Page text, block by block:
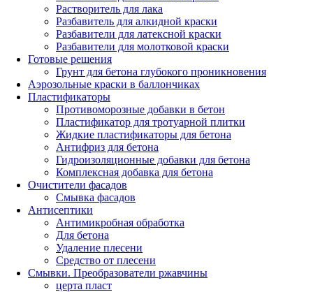
Растворитель для лака
Разбавитель для алкидной краски
Разбавители для латексной краски
Разбавители для молотковой краски
Готовые решения
Грунт для бетона глубокого проникновения
Аэрозольные краски в баллончиках
Пластификаторы
Противоморозные добавки в бетон
Пластификатор для тротуарной плитки
Жидкие пластификаторы для бетона
Антифриз для бетона
Гидроизоляционные добавки для бетона
Комплексная добавка для бетона
Очистители фасадов
Смывка фасадов
Антисептики
Антимикробная обработка
Для бетона
Удаление плесени
Средство от плесени
Смывки. Преобразователи ржавчины
церта пласт